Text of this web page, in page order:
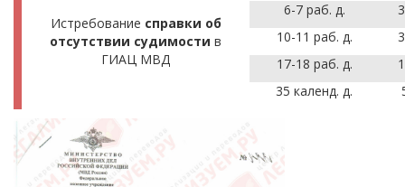
Истребование справки об
отсутствии судимости в
ГИАЦ МВД
6-7 раб. д.
10-11 раб. д.
17-18 раб. д.
35 календ. д.